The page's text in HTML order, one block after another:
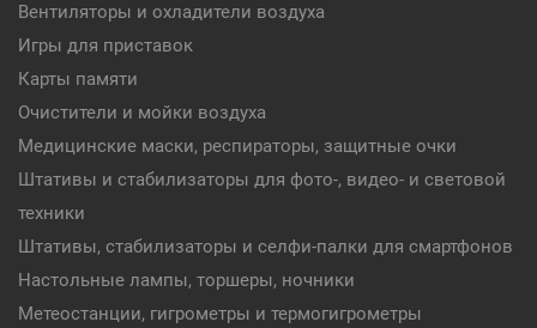
Вентиляторы и охладители воздуха
Игры для приставок
Карты памяти
Очистители и мойки воздуха
Медицинские маски, респираторы, защитные очки
Штативы и стабилизаторы для фото-, видео- и световой
техники
Штативы, стабилизаторы и селфи-палки для смартфонов
Настольные лампы, торшеры, ночники
Метеостанции, гигрометры и термогигрометры